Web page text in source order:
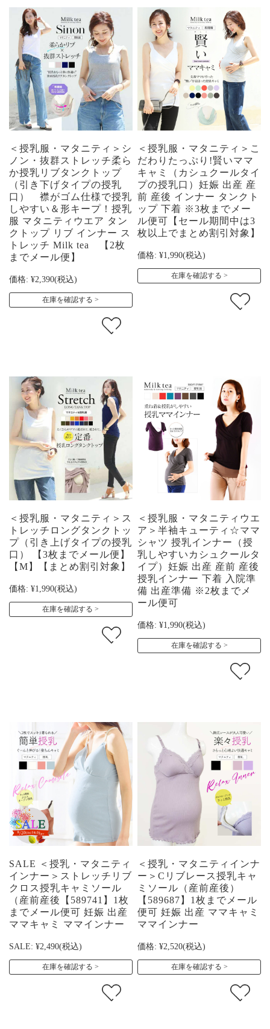
＜授乳服・マタニティ＞シ
ノン・抜群ストレッチ柔ら
か授乳リブタンクトップ
（引き下げタイプの授乳
口） 襟がゴム仕様で授乳
しやすい＆形キープ！授乳
服 マタニティウエア タン
クトップ リブ インナー ス
トレッチ Milk tea 【2枚
までメール便】
価格: ¥2,390(税込)
在庫を確認する
＜授乳服・マタニティ＞こ
だわりたっぷり!賢いママ
キャミ（カシュクールタイ
プの授乳口）妊娠 出産 産
前 産後 インナー タンクト
ップ 下着 ※3枚までメー
ル便可【セール期間中は3
枚以上でまとめ割引対象】
価格: ¥1,990(税込)
在庫を確認する
＜授乳服・マタニティ＞ス
トレッチロングタンクトッ
プ（引き上げタイプの授乳
口） 【3枚までメール便】
【M】【まとめ割引対象】
価格: ¥1,990(税込)
在庫を確認する
＜授乳服・マタニティウエ
ア＞半袖キューティ☆ママ
シャツ 授乳インナー（授
乳しやすいカシュクールタ
イプ）妊娠 出産 産前 産後
授乳インナー 下着 入院準
備 出産準備 ※2枚までメ
ール便可
価格: ¥1,990(税込)
在庫を確認する
SALE ＜授乳・マタニティ
インナー＞ストレッチリブ
クロス授乳キャミソール
（産前産後【589741】1枚
までメール便可 妊娠 出産
ママキャミ ママインナー
SALE: ¥2,490(税込)
在庫を確認する
＜授乳・マタニティインナ
ー＞Cリブレース授乳キャ
ミソール（産前産後）
【589687】1枚までメール
便可 妊娠 出産 ママキャミ
ママインナー
価格: ¥2,520(税込)
在庫を確認する